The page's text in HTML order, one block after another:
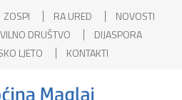
ZOSPI RA URED
NOVOSTI
DRUŠTVO
DIJASPORA
LJETO
KONTAKTI